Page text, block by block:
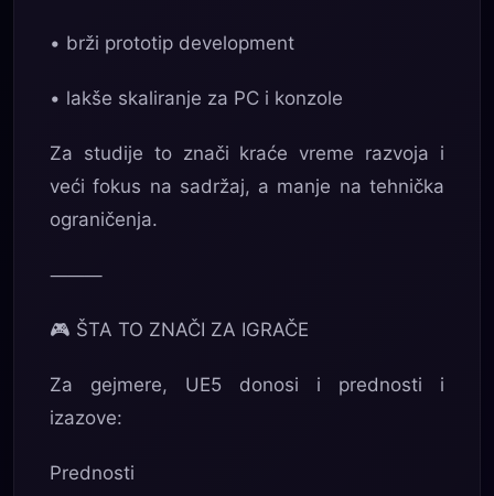
• brži prototip development
• lakše skaliranje za PC i konzole
Za studije to znači kraće vreme razvoja i
veći fokus na sadržaj, a manje na tehnička
ograničenja.
⸻
🎮 ŠTA TO ZNAČI ZA IGRAČE
Za gejmere, UE5 donosi i prednosti i
izazove:
Prednosti